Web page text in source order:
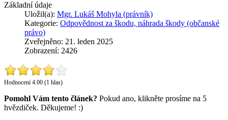
Základní údaje
Uložil(a): Mgr. Lukáš Mohyla (právník)
Kategorie: Odpovědnost za škodu, náhrada škody (občanské
právo)
Zveřejněno: 21. leden 2025
Zobrazení: 2426
Hodnocení 4.00 (1 hlas)
Pomohl Vám tento článek? Pokud ano, klikněte prosíme na 5
hvězdiček. Děkujeme! :)